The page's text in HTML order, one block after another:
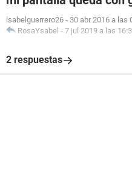
isabelguerrero26 - 30 abr 2016 a las
RosaYsabel - 7 jul 2019 a las
2 respuestas